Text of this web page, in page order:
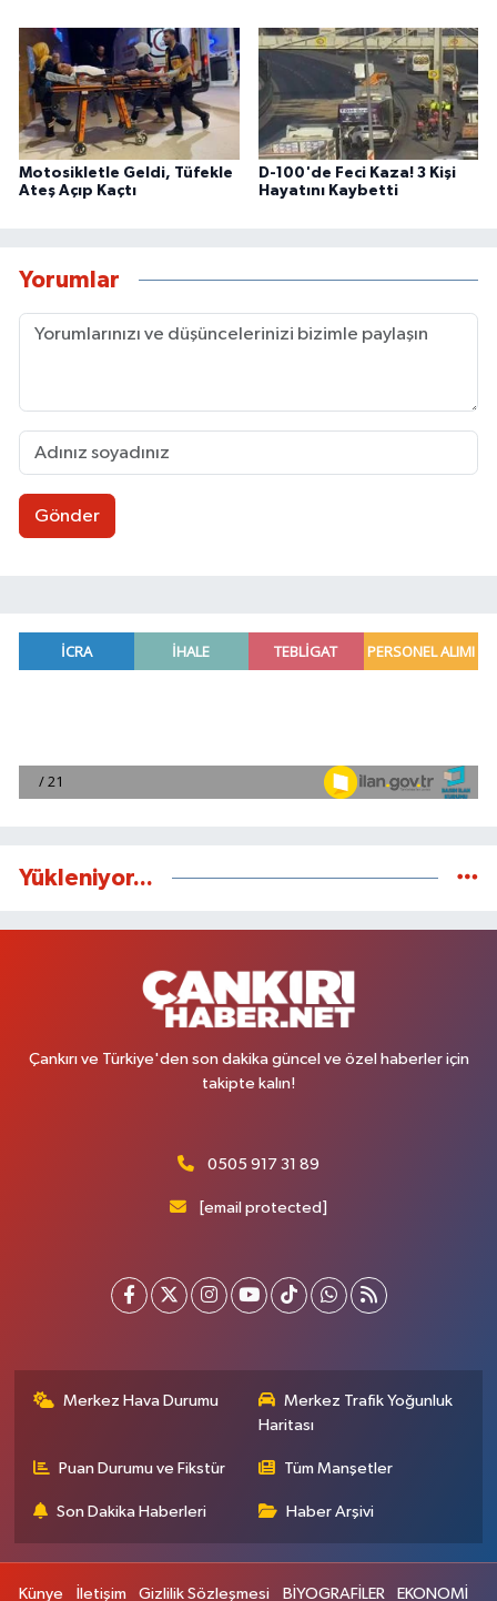
Motosikletle Geldi, Tüfekle
Ateş Açıp Kaçtı
D-100'de Feci Kaza! 3 Kişi
Hayatını Kaybetti
Yorumlar
Gönder
Yükleniyor...
Çankırı ve Türkiye'den son dakika güncel ve özel haberler için
takipte kalın!
0505 917 31 89
[email protected]
Merkez Hava Durumu
Merkez Trafik Yoğunluk
Haritası
Puan Durumu ve Fikstür Tüm Manşetler
Son Dakika Haberleri Haber Arşivi
Künye İletişim Gizlilik Sözleşmesi BİYOGRAFİLER EKONOMİ